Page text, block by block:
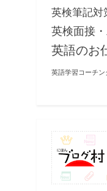
英検筆記対
英検面接
英語のお
英語学習コーチン